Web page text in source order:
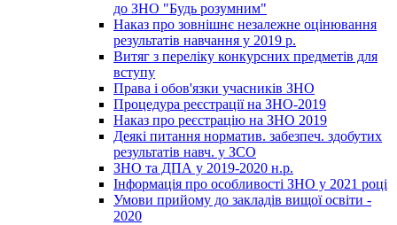
до ЗНО "Будь розумним"
Наказ про зовнішнє незалежне оцінювання
результатів навчання у 2019 р.
Витяг з переліку конкурсних предметів для
вступу
Права і обов'язки учасників ЗНО
Процедура реєстрації на ЗНО-2019
Наказ про реєстрацію на ЗНО 2019
Деякі питання норматив. забезпеч. здобутих
результатів навч. у ЗСО
ЗНО та ДПА у 2019-2020 н.р.
Інформація про особливості ЗНО у 2021 році
Умови прийому до закладів вищої освіти -
2020